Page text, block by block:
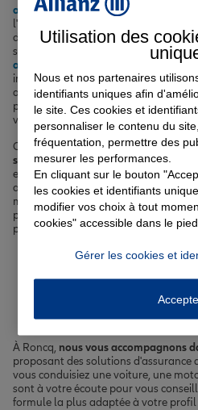
assurance autosur mesure, que vous
l'avenue de l'Europe. Votre
dans le quartier du Blanc Four ou
sportif Jules Gilles, mérite une
assurance habitation
. Si vous
immobilier à Roncq, notreassurance
accompagne dans votre projet.
primordiale, nous vous proposons
vous protéger ainsi que votre famille.
Chez Allianz,nous sommes à vos
solutions d'assurance adaptées à
experts en protection et en gestion
au quotidien pour répondre à vos
meilleures garanties au meilleur prix.
pour obtenir un devis personnalisé et
pouvons vous aider à protéger ce qui
Votre
ou scooter
À Roncq, nous vous accompagnons
proposant des solutions d'assurance
vous conduisiez une voiture, une
sont à votre écoute pour vous
formule la plus adaptée à votre
Utilisation des
Nous et nos partenaires
identifiants uniques afin
le site. Ces cookies et
personnaliser le contenu du
fréquentation, permettre des
mesurer les performances.
En cliquant sur le bouton
les cookies et identifiants
modifier vos choix à tout
cookies" accessible dans le
Gérer les cookies et